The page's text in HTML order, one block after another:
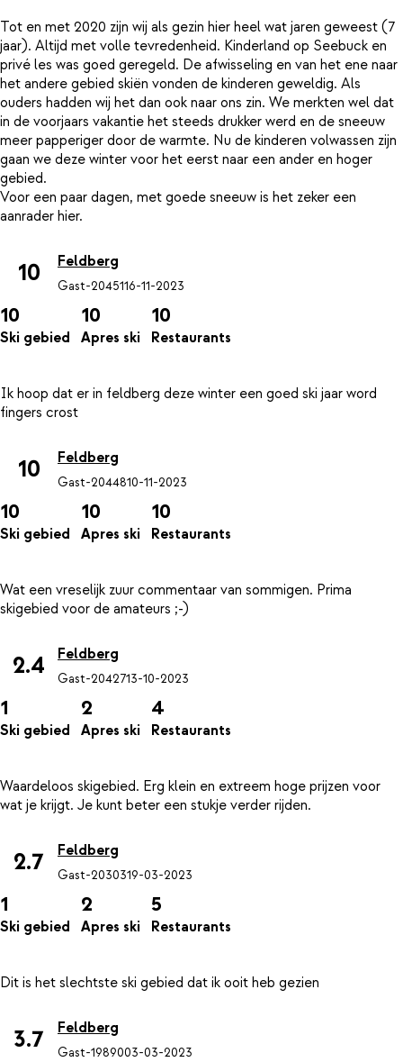
Tot en met 2020 zijn wij als gezin hier heel wat jaren geweest (7
jaar). Altijd met volle tevredenheid. Kinderland op Seebuck en
privé les was goed geregeld. De afwisseling en van het ene naar
het andere gebied skiën vonden de kinderen geweldig. Als
ouders hadden wij het dan ook naar ons zin. We merkten wel dat
in de voorjaars vakantie het steeds drukker werd en de sneeuw
meer papperiger door de warmte. Nu de kinderen volwassen zijn
gaan we deze winter voor het eerst naar een ander en hoger
gebied.
Voor een paar dagen, met goede sneeuw is het zeker een
10 Feldberg
Gast-2045116-11-2023
10
Ski gebied
10
Apres ski
10
Restaurants
Ik hoop dat er in feldberg deze winter een goed ski jaar word
10 Feldberg
Gast-2044810-11-2023
10
Ski gebied
10
Apres ski
10
Restaurants
Wat een vreselijk zuur commentaar van sommigen. Prima
2.4 Feldberg
Gast-2042713-10-2023
1
Ski gebied
2
Apres ski
4
Restaurants
Waardeloos skigebied. Erg klein en extreem hoge prijzen voor
2.7 Feldberg
Gast-2030319-03-2023
1
Ski gebied
2
Apres ski
5
Restaurants
3.7 Feldberg
Gast-1989003-03-2023